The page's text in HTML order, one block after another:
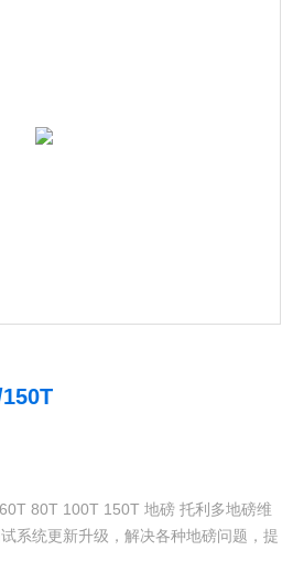
80T 100T 150T 地磅 托利多地磅维
系统更新升级，解决各种地磅问题，提